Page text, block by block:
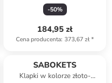
szarym
-50%
184,95 zł
Cena producenta: 373,67 zł*
SABOKETS
Klapki w kolorze złoto-